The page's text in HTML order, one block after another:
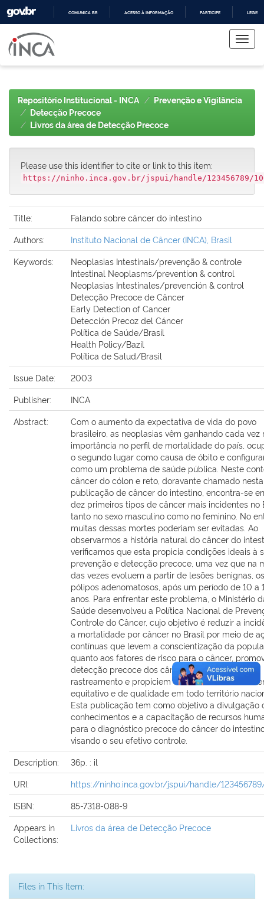
COMUNICA BR ACESSO À INFORMAÇÃO PARTICIPE
navigation
Repositório Institucional - INCA
Prevenção e Vigilância
Detecção Precoce
Livros da área de Detecção Precoce
Please use this identifier to cite or link to this item:
https://ninho.inca.gov.br/jspui/handle/123456789/
Title:
Falando sobre câncer do intestino
Authors:
Instituto Nacional de Câncer (INCA), Brasil
Keywords:
Neoplasias Intestinais/prevenção & controle
Intestinal Neoplasms/prevention & control
Neoplasias Intestinales/prevención & control
Detecção Precoce de Câncer
Early Detection of Cancer
Detección Precoz del Cáncer
Política de Saúde/Brasil
Health Policy/Bazil
Política de Salud/Brasil
Issue Date:
2003
Publisher:
INCA
Abstract:
Com o aumento da expectativa de vida do povo
brasileiro, as neoplasias vêm ganhando cada vez
importância no perfil de mortalidade do país,
o segundo lugar como causa de óbito e
como um problema de saúde pública. Neste
câncer do cólon e reto, doravante chamado nesta
publicação de câncer do intestino, encontra-se
dez primeiros tipos de câncer mais incidentes no
tanto no sexo masculino como no feminino. No
muitas dessas mortes poderiam ser evitadas. Ao
observarmos a história natural do câncer do
verificamos que esta propicia condições ideais à
prevenção e detecção precoce, uma vez que na
das vezes evoluem a partir de lesões benignas, os
pólipos adenomatosos, após um período de 10 a
anos. Para enfrentar este problema, o Ministério
Saúde desenvolveu a Política Nacional de
Controle do Câncer, cujo objetivo é reduzir a
a mortalidade por câncer no Brasil por meio de
contínuas que levem a conscientização da
quanto aos fatores de risco para o câncer,
detecção precoce dos cânceres passíveis de
rastreamento e propiciem o acesso a um
equitativo e de qualidade em todo território
Esta publicação tem como objetivo a divulgação
conhecimentos e a capacitação de recursos
para o diagnóstico precoce do câncer do
visando o seu efetivo controle.
Description:
36p. : il
URI:
https://ninho.inca.gov.br/jspui/handle/
ISBN:
85-7318-088-9
Appears in
Collections:
Livros da área de Detecção Precoce
Files in This Item: